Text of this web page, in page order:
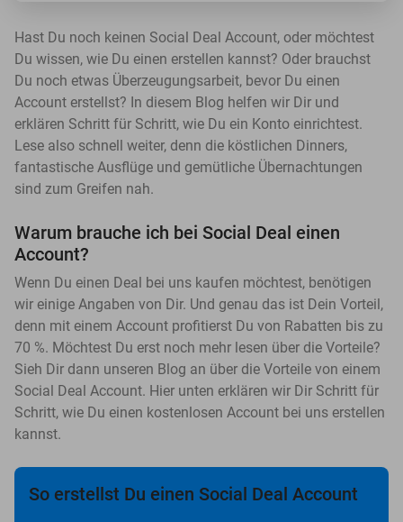
Hast Du noch keinen Social Deal Account, oder möchtest
Du wissen, wie Du einen erstellen kannst? Oder brauchst
Du noch etwas Überzeugungsarbeit, bevor Du einen
Account erstellst? In diesem Blog helfen wir Dir und
erklären Schritt für Schritt, wie Du ein Konto einrichtest.
Lese also schnell weiter, denn die köstlichen Dinners,
fantastische Ausflüge und gemütliche Übernachtungen
sind zum Greifen nah.
Warum brauche ich bei Social Deal einen
Account?
Wenn Du einen Deal bei uns kaufen möchtest, benötigen
wir einige Angaben von Dir. Und genau das ist Dein Vorteil,
denn mit einem Account profitierst Du von Rabatten bis zu
70 %. Möchtest Du erst noch mehr lesen über die Vorteile?
Sieh Dir dann unseren Blog an über die Vorteile von einem
Social Deal Account. Hier unten erklären wir Dir Schritt für
Schritt, wie Du einen kostenlosen Account bei uns erstellen
kannst.
So erstellst Du einen Social Deal Account